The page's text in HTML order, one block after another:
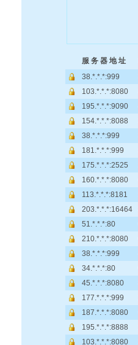
服 务 器 地 址
38.*.*.*:999
103.*.*.*:8080
195.*.*.*:9090
154.*.*.*:8088
38.*.*.*:999
181.*.*.*:999
175.*.*.*:2525
160.*.*.*:8080
113.*.*.*:8181
203.*.*.*:16464
51.*.*.*:80
210.*.*.*:8080
38.*.*.*:999
34.*.*.*:80
45.*.*.*:8080
177.*.*.*:999
187.*.*.*:8080
195.*.*.*:8888
103.*.*.*:8080